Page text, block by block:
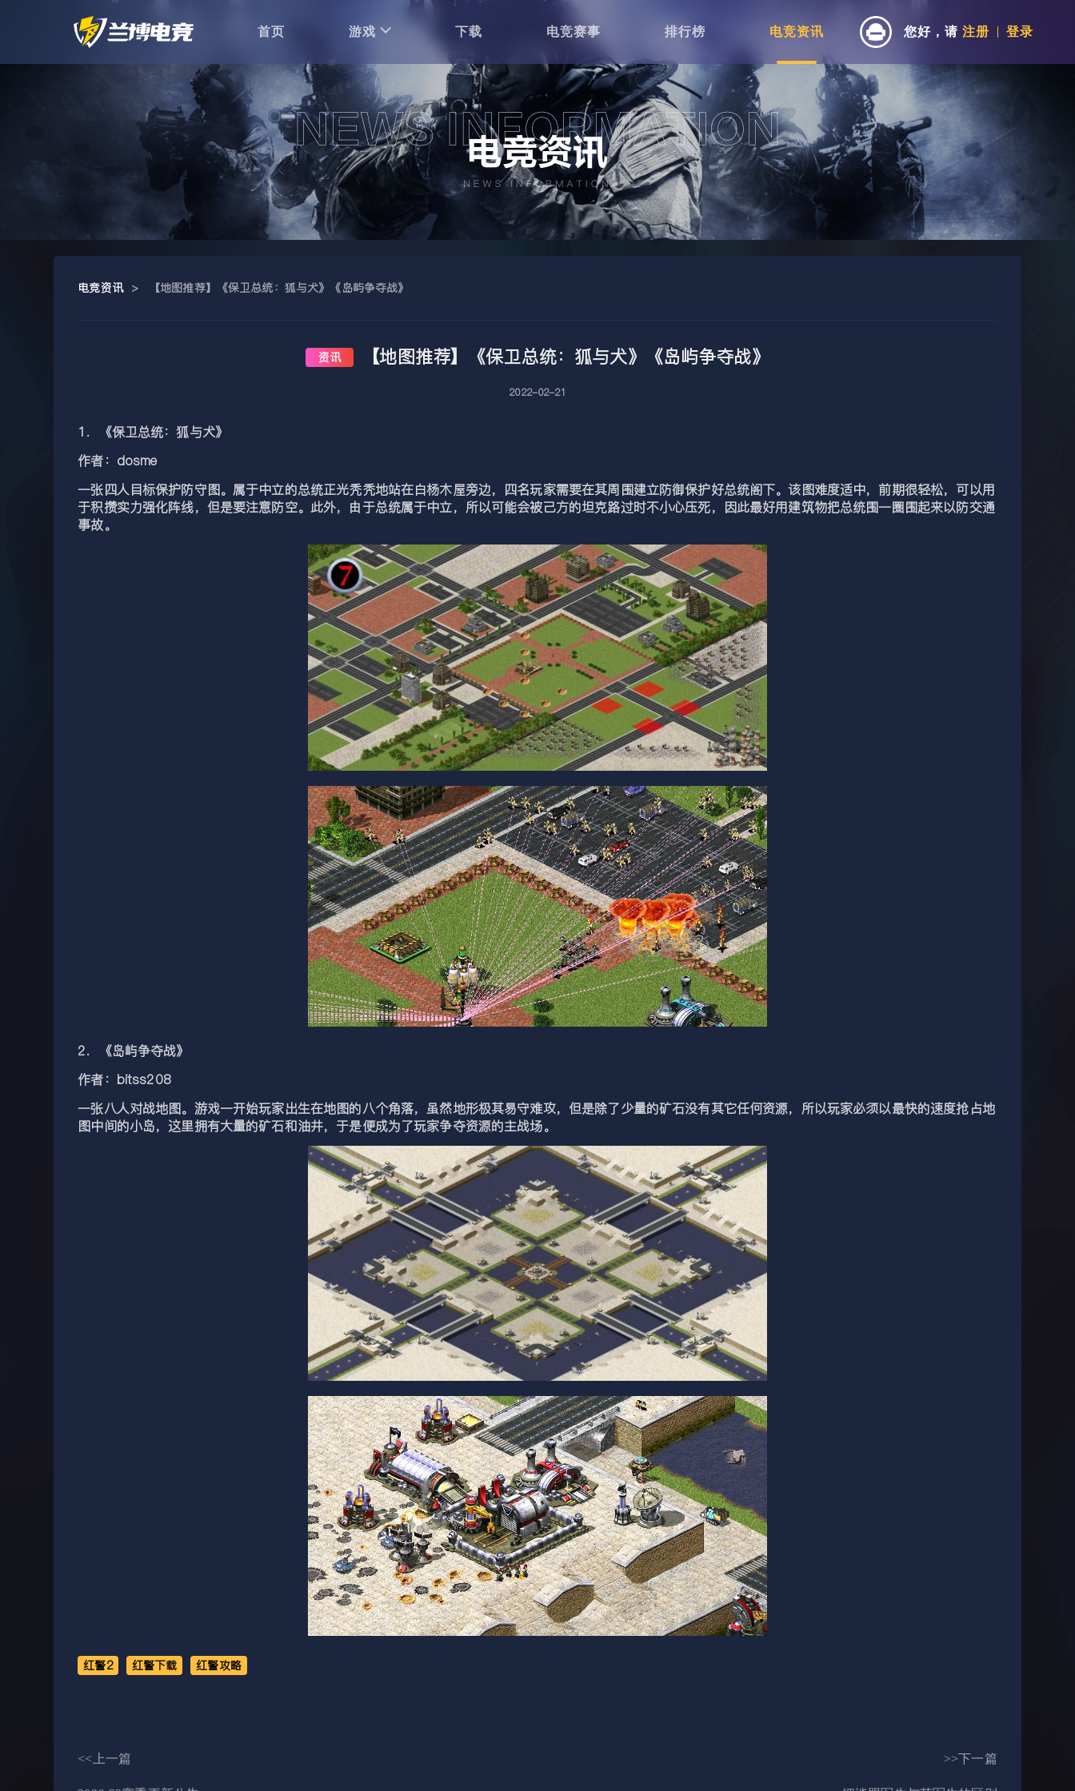
首页 游戏 下载 电竞赛事 排行榜 电竞资讯 您好，请 注册 登录
电竞资讯 > 【地图推荐】《保卫总统：狐与犬》《岛屿争夺战》
资讯 【地图推荐】《保卫总统：狐与犬》《岛屿争夺战》
2022-02-21
1．《保卫总统：狐与犬》
作者：dosme
一张四人目标保护防守图。属于中立的总统正光秃秃地站在白杨木屋旁边，四名玩家需要在其周围建立防御保护好总统阁下。该图难度适中，前期很轻松，可以用
于积攒实力强化阵线，但是要注意防空。此外，由于总统属于中立，所以可能会被己方的坦克路过时不小心压死，因此最好用建筑物把总统围一圈围起来以防交通
事故。
2．《岛屿争夺战》
作者：bitss208
一张八人对战地图。游戏一开始玩家出生在地图的八个角落，虽然地形极其易守难攻，但是除了少量的矿石没有其它任何资源，所以玩家必须以最快的速度抢占地
图中间的小岛，这里拥有大量的矿石和油井，于是便成为了玩家争夺资源的主战场。
红警2 红警下载 红警攻略
<<上一篇 >>下一篇